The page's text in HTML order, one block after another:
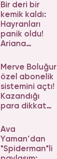
Bir deri bir
kemik kaldı:
Hayranları
panik oldu!
Ariana
son hali
korkuttu
Merve Boluğur
özel abonelik
sistemini açtı!
Kazandığı
para dikkat
Ava
Yaman’dan
"Spiderman"li